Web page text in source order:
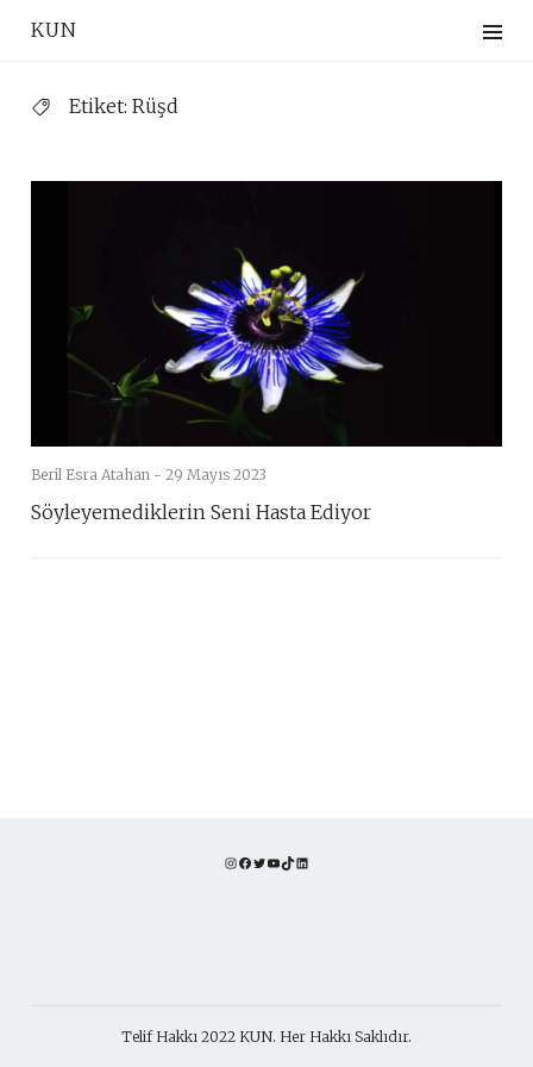
KUN
Etiket: Rüşd
Beril Esra Atahan - 29 Mayıs 2023
Söyleyemediklerin Seni Hasta Ediyor
Instagram
Facebook
TwitterYouTube
TikTok
Telif Hakkı 2022 KUN. Her Hakkı Saklıdır.